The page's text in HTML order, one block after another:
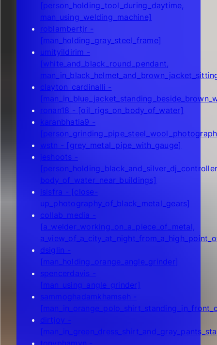
[person_holding_tool_during_daytime,
man_using_welding_machine]
roblambertjr -
[man_holding_gray_steel_frame]
umityildirim -
[white_and_black_round_pendant,
clayton_cardinalli -
ronan18 - [oil_rigs_on_body_of_water]
karanbhatia9 -
wstn - [grey_metal_pipe_with_gauge]
jeshoots -
body_of_water_near_buildings]
isisfra - [close-
up_photography_of_black_metal_gears]
collab_media -
[a_welder_working_on_a_piece_of_metal,
dsiglin -
[man_holding_orange_angle_grinder]
spencerdavis -
[man_using_angle_grinder]
sammoghadamkhamseh -
dirtjoy -